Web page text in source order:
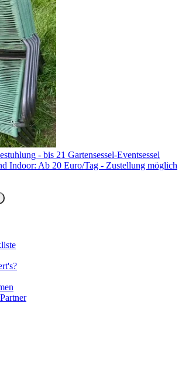
- bis 21 Gartensessel-Eventsessel
Indoor: Ab 20 Euro/Tag - Zustellung möglich